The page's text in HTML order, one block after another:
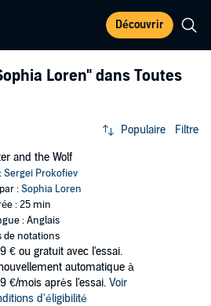
Découvrir
Loren" dans Toutes
Populaire Filtre
and the Wolf
Sergei Prokofiev
:Sophia Loren
: 25 min
: Anglais
de notations
€ ou gratuit avec l'essai.
automatique à
€/mois après l'essai. Voir
d'éligibilité